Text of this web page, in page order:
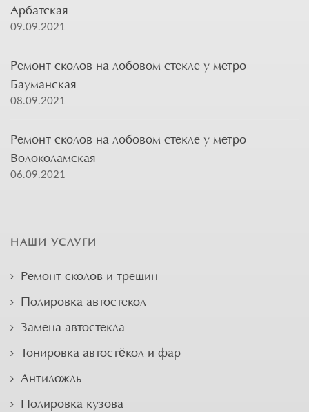
Арбатская
09.09.2021
Ремонт сколов на лобовом стекле у метро
Бауманская
08.09.2021
Ремонт сколов на лобовом стекле у метро
Волоколамская
06.09.2021
НАШИ УСЛУГИ
Ремонт сколов и трещин
Полировка автостекол
Замена автостекла
Тонировка автостёкол и фар
Антидождь
Полировка кузова